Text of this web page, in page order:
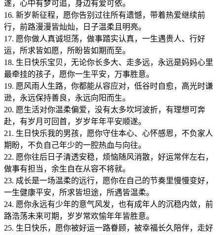
遂，心中有梦可追，身边有爱可依。
16. 新岁新征程，愿你告别过往所有遗憾，带着热爱继续前
行，前路漫漫皆灿灿，日子温柔且明亮。
17. 愿你做人真诚坦荡，做事踏实认真，一生遇贵人、行好
运，所求皆如愿，所盼皆如期而至。
18. 生日快乐宝贝，无论你长多大、走多远，永远是妈妈心里
最牵挂的孩子，愿你一生平安，万事胜意。
19. 愿风雨人生路，你都能从容应对，低谷时自愈，高光时谦
逊，永远保持善良，永远向阳而生。
20. 愿生活对你温柔偏爱，没有太多坎坷波折，有理想可奔
赴，有岁月可回首，岁岁年年平安顺遂。
21. 生日快乐我的男孩，愿你守住本心、心怀感恩，不负家人
期盼，不负自己年少的一腔热血与向往。
22. 愿你往后日子清透安稳，烦恼随风消散，好运常伴左右，
做事有担当，余生自在从容不将就。
23. 成长是一场温柔的远行，愿你在自己的节奏里慢慢变好，
一生健康平安，所求皆坦途，所遇皆温柔。
24. 愿你永远有少年的意气风发，也有成年人的沉稳内敛，前
路浩荡未来可期，岁岁常欢愉年年皆胜意。
25. 生日快乐，愿你被好运一路眷顾，被幸福长久陪伴，走好